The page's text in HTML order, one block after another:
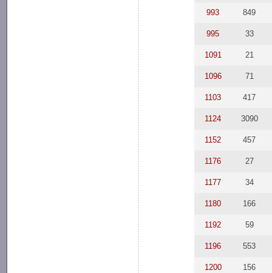
993 849
995 33
1091 21
1096 71
1103 417
1124 3090
1152 457
1176 27
1177 34
1180 166
1192 59
1196 553
1200 156